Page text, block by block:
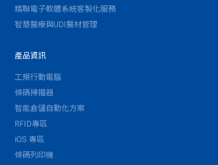
精聯電子軟體系統客製化服務
智慧醫療與UDI醫材管理
產品資訊
工規行動電腦
條碼掃描器
智能倉儲自動化方案
RFID專區
iOS 專區
條碼列印機